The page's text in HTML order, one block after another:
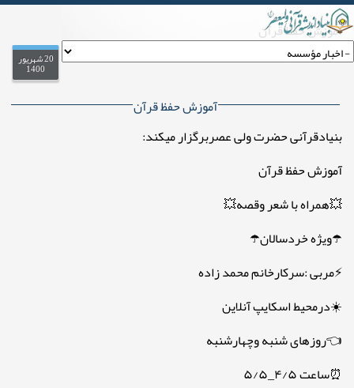
آموزش حفظ قرآن
on 20 شهریور
1400
.
آموزش حفظ قرآن
بنیادقرآنی حضرت ولی عصربرگزار میکند:
آموزش حفظ قرآن
💥همراه با شعر وقصه💥
☂️ویژه خردسالان☂️
⚡مربی :سرکارخانم محمد زاده
☀️درمحیط اسکایپ آنلاین
👈روزهای شنبه وچهارشنبه
⏰ساعت ۴/۵_۵/۵